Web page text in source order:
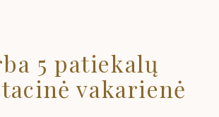
5 patiekalų
vakarienė